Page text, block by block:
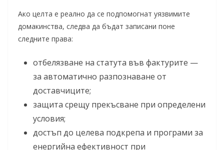
Ако целта е реално да се подпомогнат уязвимите
домакинства, следва да бъдат записани поне
следните права:
отбелязване на статута във фактурите —
за автоматично разпознаване от
доставчиците;
защита срещу прекъсване при определени
условия;
достъп до целева подкрепа и програми за
енергийна ефективност при